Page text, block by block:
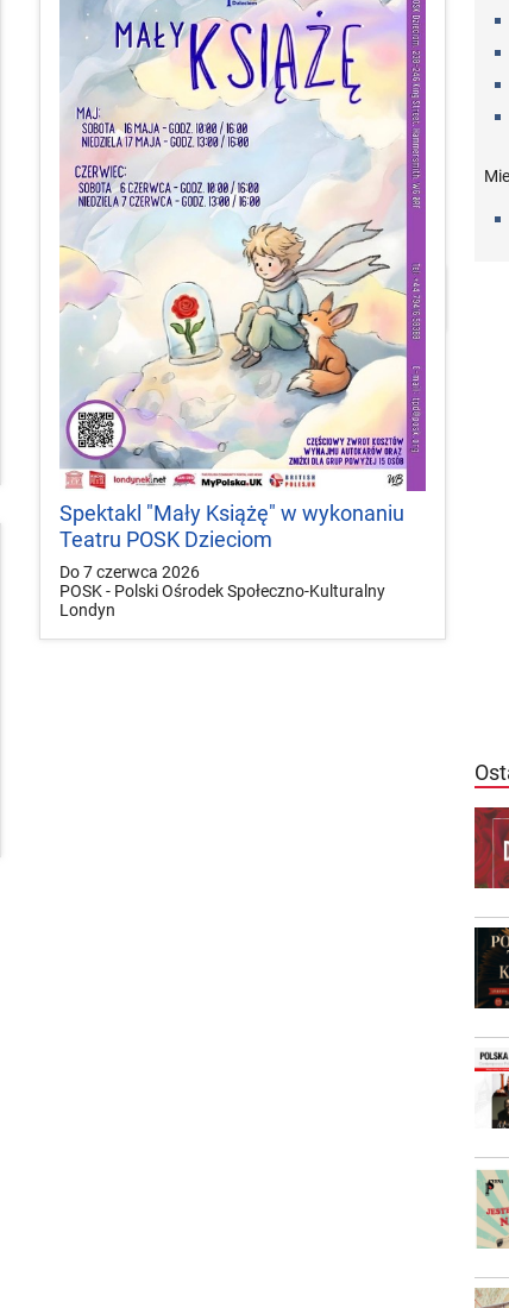

Plakaty

Mapa
local_play
Konkursy
Spektakl "Mały Książę" w wykonaniu
Teatru POSK Dzieciom
Do 7 czerwca 2026
POSK - Polski Ośrodek Społeczno-Kulturalny
Londyn